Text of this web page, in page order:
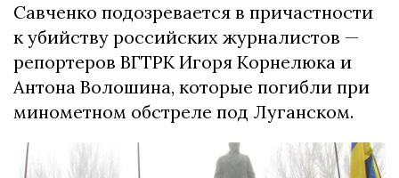
Савченко подозревается в причастности
к убийству российских журналистов —
репортеров ВГТРК Игоря Корнелюка и
Антона Волошина, которые погибли при
минометном обстреле под Луганском.